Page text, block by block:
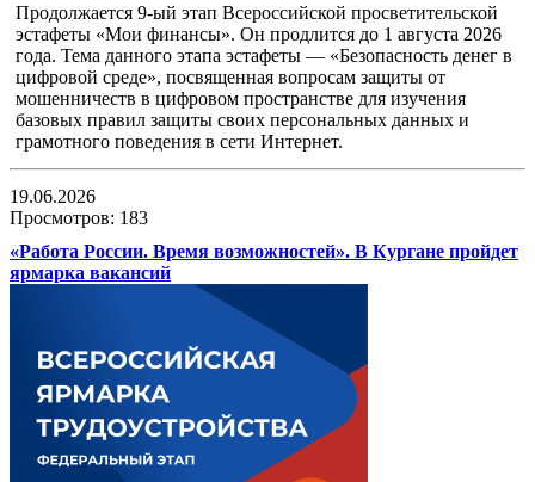
Продолжается 9-ый этап Всероссийской просветительской
эстафеты «Мои финансы». Он продлится до 1 августа 2026
года. Тема данного этапа эстафеты — «Безопасность денег в
цифровой среде», посвященная вопросам защиты от
мошенничеств в цифровом пространстве для изучения
базовых правил защиты своих персональных данных и
грамотного поведения в сети Интернет.
19.06.2026
Просмотров: 183
«Работа России. Время возможностей». В Кургане пройдет
ярмарка вакансий